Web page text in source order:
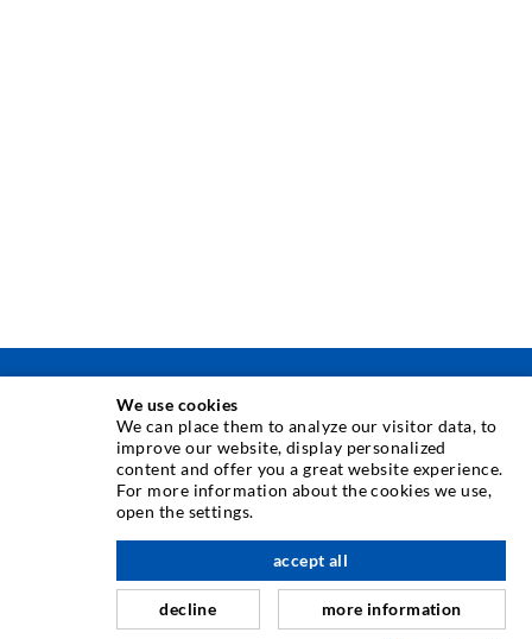
INJEKTAVIMO TECHNIKA
Plyši injekcija
Horizontali izoliacija
Plot injekcija
Sili savnavimas
Kaln ir tuneli statyba
We use cookies
We can place them to analyze our visitor data, to
improve our website, display personalized
content and offer you a great website experience.
For more information about the cookies we use,
open the settings.
decline
accept all
more information